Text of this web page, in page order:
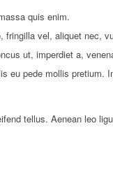
quis enim.
fringilla vel, aliquet nec,
ut, imperdiet a,
eu pede mollis pretium.
tellus. Aenean leo